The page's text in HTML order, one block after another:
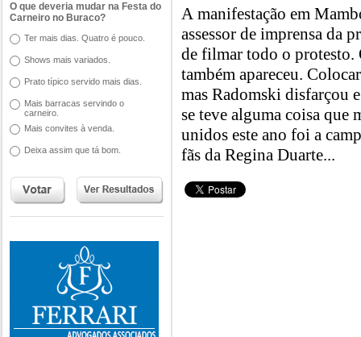
O que deveria mudar na Festa do
Carneiro no Buraco?
Ter mais dias. Quatro é pouco.
Shows mais variados.
Prato típico servido mais dias.
Mais barracas servindo o
carneiro.
Mais convites à venda.
Deixa assim que tá bom.
A manifestação em
assessor de imprensa da
de filmar todo o
também apareceu.
mas Radomski disfarçou
se teve alguma coisa que
unidos este ano foi a
fãs da Regina Duarte...